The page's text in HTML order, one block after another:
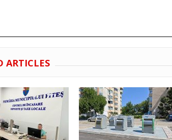
ARTICLES